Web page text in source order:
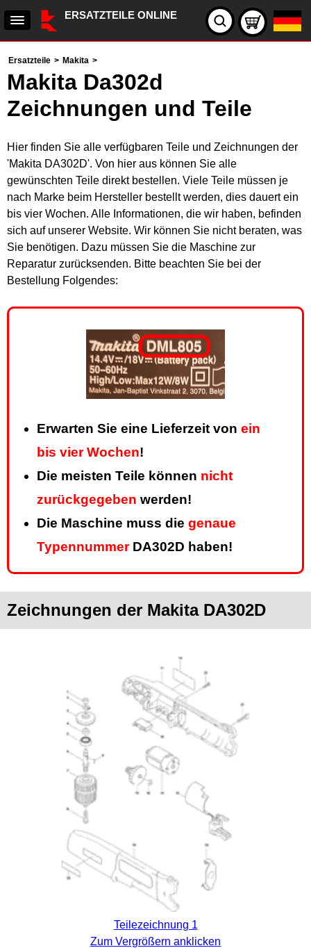
ERSATZTEILE ONLINE
Ersatzteile > Makita >
Makita Da302d
Zeichnungen und Teile
Hier finden Sie alle verfügbaren Teile und Zeichnungen der
'Makita DA302D'. Von hier aus können Sie alle
gewünschten Teile direkt bestellen. Viele Teile müssen je
nach Marke beim Hersteller bestellt werden, dies dauert ein
bis vier Wochen. Alle Informationen, die wir haben, befinden
sich auf unserer Website. Wir können Sie nicht beraten, was
Sie benötigen. Dazu müssen Sie die Maschine zur
Reparatur zurücksenden. Bitte beachten Sie bei der
Bestellung Folgendes:
Erwarten Sie eine Lieferzeit von ein
bis vier Wochen!
Die meisten Teile können nicht
zurückgegeben werden!
Die Maschine muss die genaue
TypennummerDA302D haben!
Zeichnungen der Makita DA302D
Teilezeichnung 1
Zum Vergrößern anklicken